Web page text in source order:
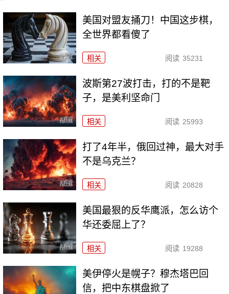
美国对盟友捅刀！中国这步棋，
全世界都看傻了
相关 阅读 35231
波斯第27波打击，打的不是靶
子，是美利坚命门
相关 阅读 25993
打了4年半，俄回过神，最大对手
不是乌克兰？
相关 阅读 20828
美国最狠的反华鹰派，怎么访个
华还委屈上了？
相关 阅读 19288
美伊停火是幌子？穆杰塔巴回
信，把中东棋盘掀了